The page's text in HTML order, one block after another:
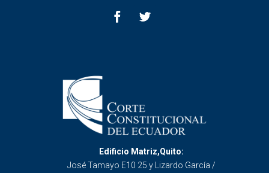
Edificio Matriz,Quito:
José Tamayo E10 25 y Lizardo García /